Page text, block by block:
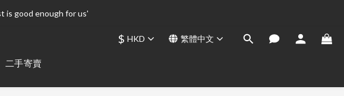
is good enough for us'
is good enough for us'
good enough for us'
$ HKD 繁體中文
二手寄賣